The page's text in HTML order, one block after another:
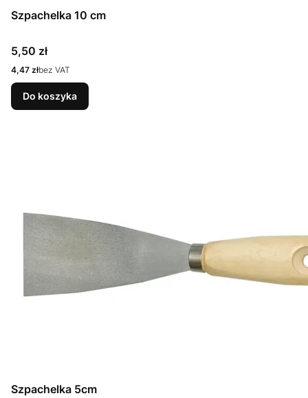
Szpachelka 10 cm
Cena
5,50 zł
Cena
4,47 złbez VAT
Do koszyka
Szpachelka 5cm